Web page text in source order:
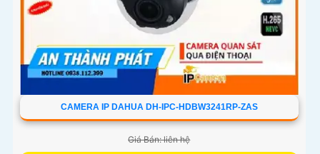
CAMERA IP DAHUA DH-IPC-HDBW3241RP-ZAS
Giá Bán: liên hệ